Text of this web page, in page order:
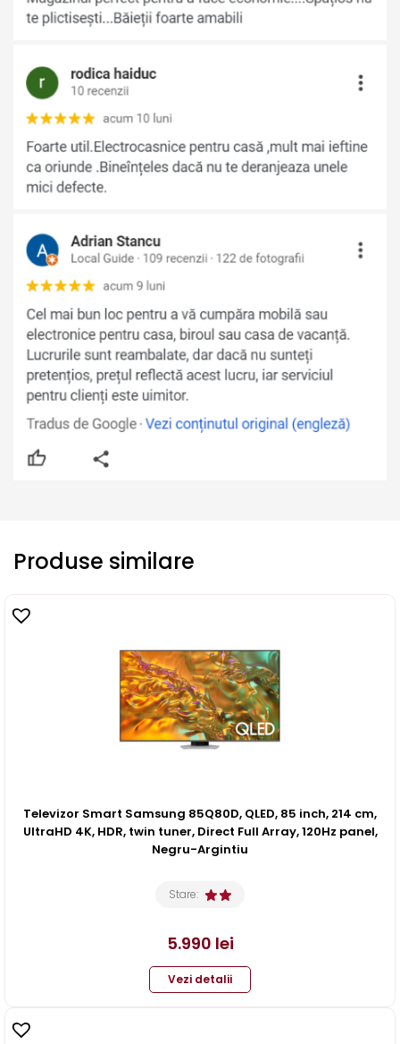
Produse similare
Televizor Smart Samsung 85Q80D, QLED, 85 inch, 214 cm,
UltraHD 4K, HDR, twin tuner, Direct Full Array, 120Hz panel,
Negru-Argintiu
Stare:
5.990 lei
Vezi detalii